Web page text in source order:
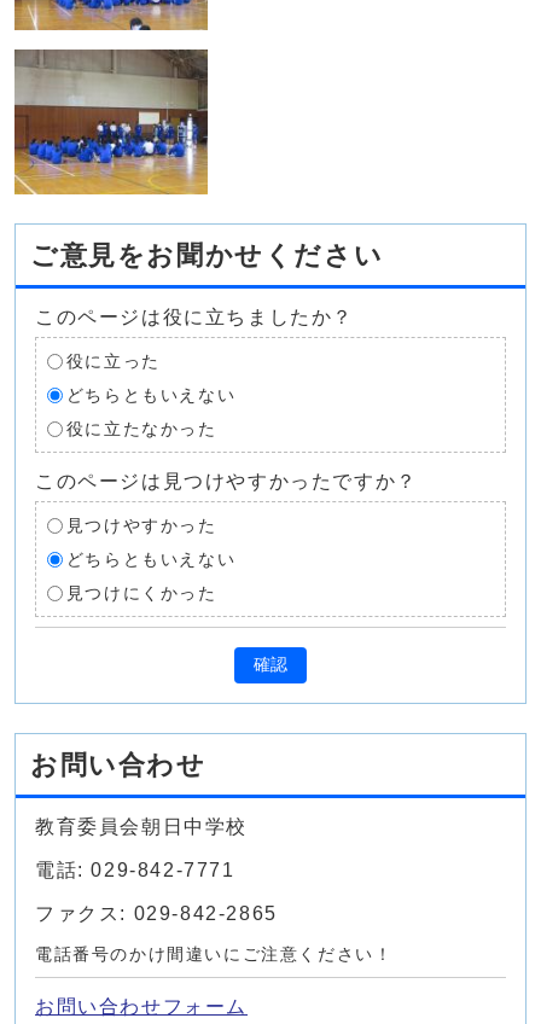
ご意見をお聞かせください
このページは役に立ちましたか？
役に立った
どちらともいえない
役に立たなかった
このページは見つけやすかったですか？
見つけやすかった
どちらともいえない
見つけにくかった
確認
お問い合わせ
教育委員会朝日中学校
電話: 029-842-7771
ファクス: 029-842-2865
電話番号のかけ間違いにご注意ください！
お問い合わせフォーム